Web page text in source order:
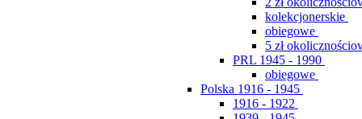
kolekcjonerskie
obiegowe
5 zł
PRL 1945 - 1990
obiegowe
Polska 1916 - 1945
1916 - 1922